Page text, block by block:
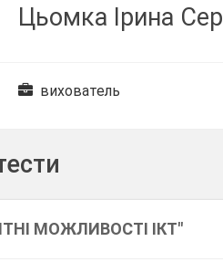
Цьомка Ірина
вихователь
МОЖЛИВОСТІ ІКТ"